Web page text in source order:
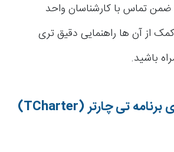
ضمن تماس با کارشناسان واحد
از آن ها راهنمایی دقیق تری
باشید.
برنامه تی چارتر(TCharter)